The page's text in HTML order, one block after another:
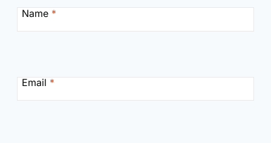
Name *
Email *